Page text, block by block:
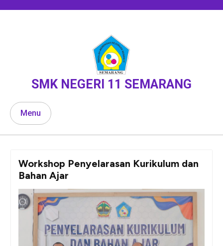
SMK NEGERI 11 SEMARANG
Menu
Workshop Penyelarasan Kurikulum dan
Bahan Ajar